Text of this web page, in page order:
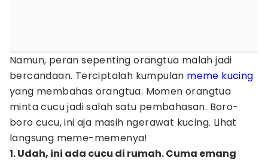
Namun, peran sepenting orangtua malah jadi
bercandaan. Terciptalah kumpulan meme kucing
yang membahas orangtua. Momen orangtua
minta cucu jadi salah satu pembahasan. Boro-
boro cucu, ini aja masih ngerawat kucing. Lihat
langsung meme-memenya!
1. Udah, ini ada cucu di rumah. Cuma emang